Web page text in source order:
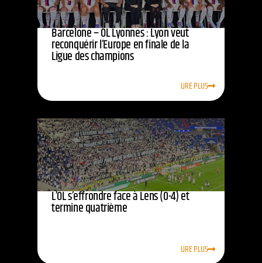
Barcelone – OL Lyonnes : Lyon veut
reconquérir l’Europe en finale de la
Ligue des champions
LIRE PLUS
L’OL s’effrondre face à Lens (0-4) et
termine quatrième
LIRE PLUS